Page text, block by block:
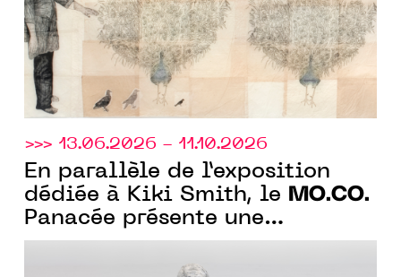
>>> 13.06.2026 - 11.10.2026
En parallèle de l’exposition
dédiée à Kiki Smith, le MO.CO.
Panacée présente une
exposition collection « A fleur
de peau » sur la monstruosité